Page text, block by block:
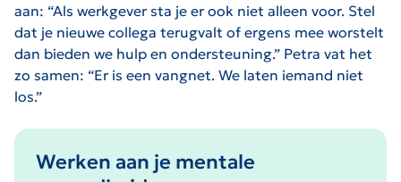
aan: “Als werkgever sta je er ook niet alleen voor. Stel
dat je nieuwe collega terugvalt of ergens mee worstelt
dan bieden we hulp en ondersteuning.” Petra vat het
zo samen: “Er is een vangnet. We laten iemand niet
los.”
Werken aan je mentale